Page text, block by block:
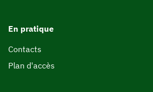
En pratique
Contacts
Plan d'accès